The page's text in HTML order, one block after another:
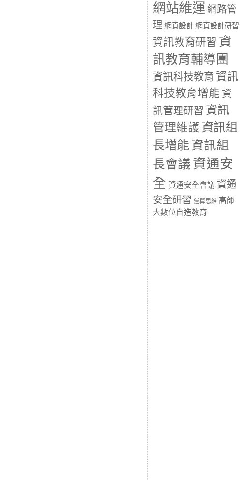
網站維運 網路管
理 網頁設計 網頁設計研習
資訊教育研習 資
訊教育輔導團
資訊科技教育 資訊
科技教育增能 資
訊管理研習 資訊
管理維護 資訊組
長增能資訊組
長會議 資通安
全 資通安全會議 資通
安全研習 運算思維 高師
大數位自造教育